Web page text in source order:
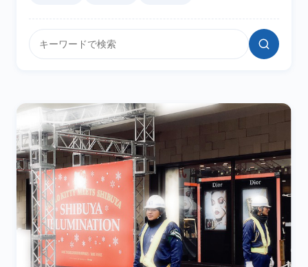
サイト内検索